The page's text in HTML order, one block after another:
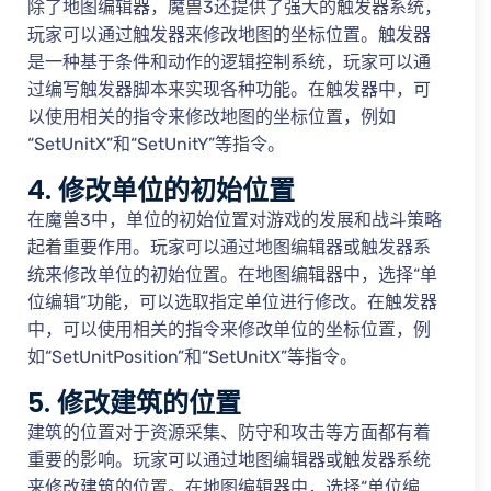
除了地图编辑器，魔兽3还提供了强大的触发器系统，
玩家可以通过触发器来修改地图的坐标位置。触发器
是一种基于条件和动作的逻辑控制系统，玩家可以通
过编写触发器脚本来实现各种功能。在触发器中，可
以使用相关的指令来修改地图的坐标位置，例如
“SetUnitX”和“SetUnitY”等指令。
4. 修改单位的初始位置
在魔兽3中，单位的初始位置对游戏的发展和战斗策略
起着重要作用。玩家可以通过地图编辑器或触发器系
统来修改单位的初始位置。在地图编辑器中，选择“单
位编辑”功能，可以选取指定单位进行修改。在触发器
中，可以使用相关的指令来修改单位的坐标位置，例
如“SetUnitPosition”和“SetUnitX”等指令。
5. 修改建筑的位置
建筑的位置对于资源采集、防守和攻击等方面都有着
重要的影响。玩家可以通过地图编辑器或触发器系统
来修改建筑的位置。在地图编辑器中，选择“单位编